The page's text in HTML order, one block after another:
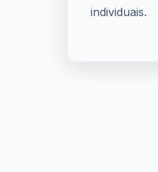
individuais.